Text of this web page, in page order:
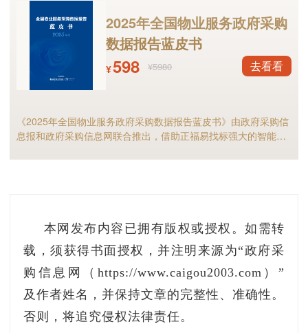
附件：
2025年全国物业服务政府采购
数据报告蓝皮书
¥598 ¥5980 去看看
《2025年全国物业服务政府采购数据报告蓝皮书》由政府采购信
息报和政府采购信息网联合推出，借助正福易找标强大的智能标
本网发布内容已拥有版权或授权。如需转
载，须获得书面授权，并注明来源为“政府采
购信息网（https://www.caigou2003.com）”
及作者姓名，并保持文章的完整性、准确性。
否则，将追究侵权法律责任。